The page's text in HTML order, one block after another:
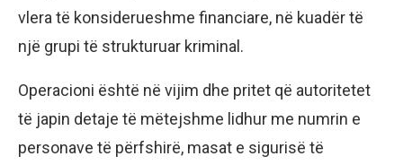
vlera të konsiderueshme financiare, në kuadër të
një grupi të strukturuar kriminal.
Operacioni është në vijim dhe pritet që autoritetet
të japin detaje të mëtejshme lidhur me numrin e
personave të përfshirë, masat e sigurisë të